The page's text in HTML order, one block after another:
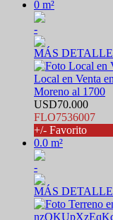
0 m²
-
MÁS
Local en Venta
Moreno al 1700
USD70.000
FLO7536007
+/- Favorito
0.0 m²
-
MÁS